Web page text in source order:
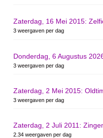
Zaterdag, 16 Mei 2015:
3 weergaven per dag
Donderdag, 6 Augustus
3 weergaven per dag
Zaterdag, 2 Mei 2015:
3 weergaven per dag
Zaterdag, 2 Juli 2011:
2.34 weergaven per dag